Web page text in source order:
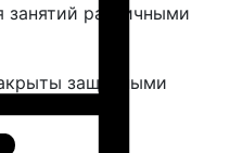
занятий различными
защитными